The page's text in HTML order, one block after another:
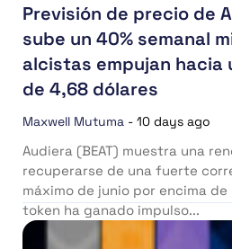
Previsión de precio de
sube un 40% semanal
alcistas empujan hacia
de 4,68 dólares
Maxwell Mutuma - 10 days ago
Audiera (BEAT) muestra una
recuperarse de una fuerte
máximo de junio por encima de
token ha ganado impulso...